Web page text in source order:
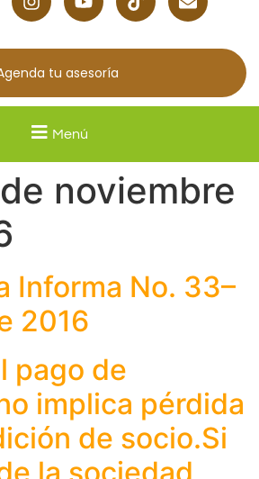
tu asesoría
Menú
noviembre
Informa No. 33–
2016
pago de
implica pérdida
de socio.Si